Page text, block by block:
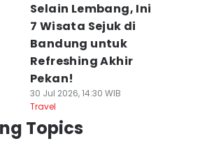
Selain Lembang, Ini
7 Wisata Sejuk di
Bandung untuk
Refreshing Akhir
Pekan!
30 Jul 2026, 14:30 WIB
Travel
Topics